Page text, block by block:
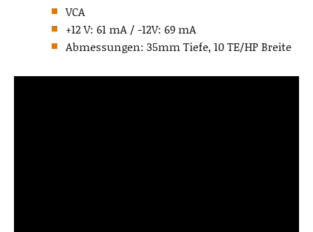
VCA
+12 V: 61 mA / -12V: 69 mA
Abmessungen: 35mm Tiefe, 10 TE/HP Breite